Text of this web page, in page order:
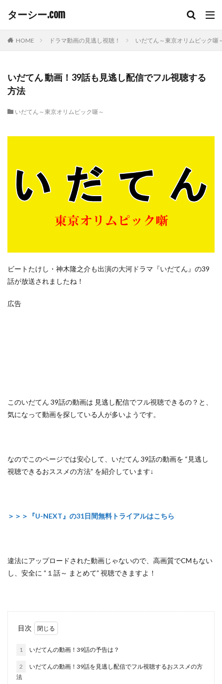
ターシー.com
HOME ドラマ動画の見逃し視聴！ いだてん～東京オリムピック噺
いだてん 動画！39話も見逃し配信でフル視聴する
方法
いだてん～東京オリムピック噺～
ビートたけし・神木隆之介も出演の大河ドラマ『いだてん』の39
話が放送されましたね！
広告
このいだてん 39話の動画は 見逃し配信でフル視聴できるの？ と、
気になって動画を探している人が多いようです。
なのでこのページでは安心して、 いだてん 39話の動画を “見逃し
視聴できるおススメの方法” を紹介しています↓
＞＞＞『U-NEXT』の31日間無料トライアルはこちら
違法にアップロードされた動画じゃないので 、高画質でCMもない
し、安全に “１話～ まとめて” 視聴できますよ！
目次
1 いだてんの動画！39話の予告は？
2
いだてんの動画！39話を見逃し配信でフル視聴するおススメの方
法